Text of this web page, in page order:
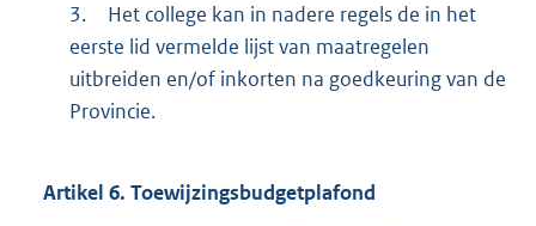
3.
Het college kan in nadere regels de in het
eerste lid vermelde lijst van maatregelen
uitbreiden en/of inkorten na goedkeuring van de
Provincie.
Artikel 6. Toewijzingsbudgetplafond